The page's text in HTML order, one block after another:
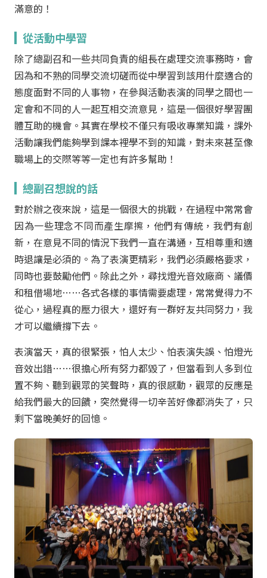
滿意的！
從活動中學習
除了總副召和一些共同負責的組長在處理交流事務時，會
因為和不熟的同學交流切磋而從中學習到該用什麼適合的
態度面對不同的人事物，在參與活動表演的同學之間也一
定會和不同的人一起互相交流意見，這是一個很好學習團
體互助的機會。其實在學校不僅只有吸收專業知識，課外
活動讓我們能夠學到課本裡學不到的知識，對未來甚至像
職場上的交際等等一定也有許多幫助！
總副召想說的話
對於辦之夜來說，這是一個很大的挑戰，在過程中常常會
因為一些理念不同而產生摩擦，他們有傳統，我們有創
新，在意見不同的情況下我們一直在溝通，互相尊重和適
時退讓是必須的。為了表演更精彩，我們必須嚴格要求，
同時也要鼓勵他們。除此之外，尋找燈光音效廠商、議價
和租借場地……各式各樣的事情需要處理，常常覺得力不
從心，過程真的壓力很大，還好有一群好友共同努力，我
才可以繼續撐下去。
表演當天，真的很緊張，怕人太少、怕表演失誤、怕燈光
音效出錯……很擔心所有努力都毀了，但當看到人多到位
置不夠、聽到觀眾的笑聲時，真的很感動，觀眾的反應是
給我們最大的回饋，突然覺得一切辛苦好像都消失了，只
剩下當晚美好的回憶。